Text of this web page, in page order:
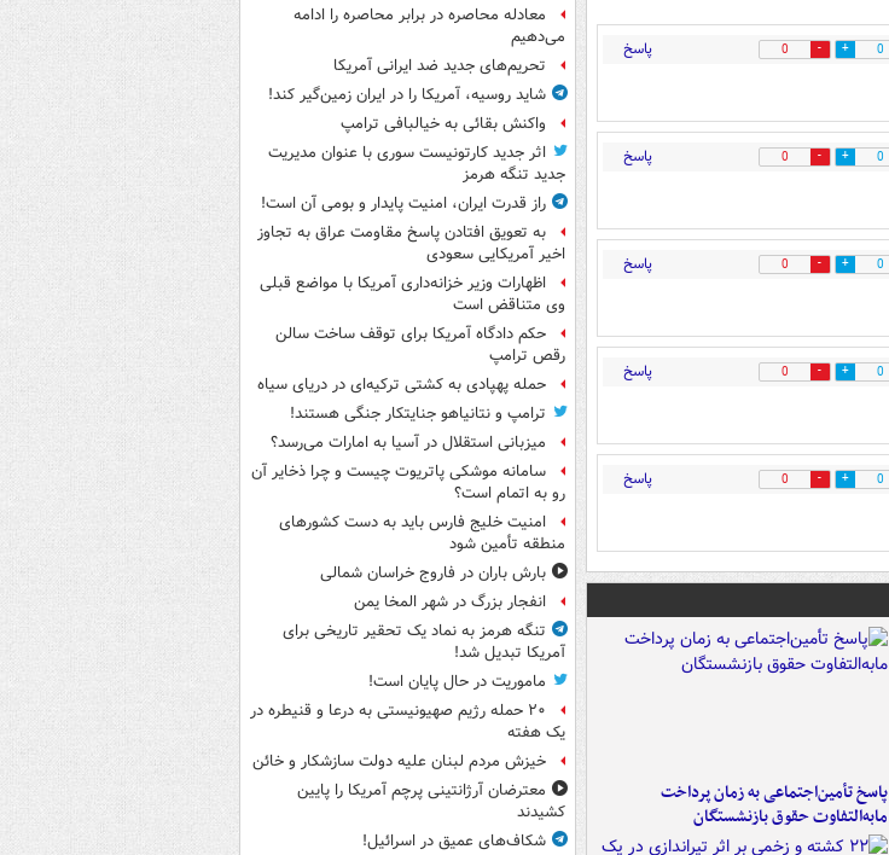
0
0 پاسخ
0
0 پاسخ
0
0 پاسخ
0
0 پاسخ
0
0 پاسخ
پاسخ تأمین‌اجتماعی به زمان پرداخت
مابه‌التفاوت حقوق بازنشستگان
معادله محاصره در برابر محاصره را ادامه
می‌دهیم
تحریم‌های جدید ضد ایرانی آمریکا
شاید روسیه، آمریکا را در ایران زمین‌گیر کند!
واکنش بقائی به خیالبافی ترامپ
اثر جدید کارتونیست سوری با عنوان مدیریت
جدید تنگه هرمز
راز قدرت ایران، امنیت پایدار و بومی آن است!
به تعویق افتادن پاسخ مقاومت عراق به تجاوز
اخیر آمریکایی سعودی
اظهارات وزیر خزانه‌داری آمریکا با مواضع قبلی
وی متناقض است
حکم دادگاه آمریکا برای توقف ساخت سالن
رقص ترامپ
حمله پهپادی به کشتی ترکیه‌ای در دریای سیاه
ترامپ و نتانیاهو جنایتکار جنگی هستند!
میزبانی استقلال در آسیا به امارات می‌رسد؟
سامانه موشکی پاتریوت چیست و چرا ذخایر آن
رو به اتمام است؟
امنیت خلیج فارس باید به دست کشورهای
منطقه تأمین شود
بارش باران در فاروج خراسان شمالی
انفجار بزرگ در شهر المخا یمن
تنگه هرمز به نماد یک تحقیر تاریخی برای
آمریکا تبدیل شد!
ماموریت در حال پایان است!
۲۰ حمله رژیم صهیونیستی به درعا و قنیطره در
یک هفته
خیزش مردم لبنان علیه دولت سازشکار و خائن
معترضان آرژانتینی پرچم آمریکا را پایین
کشیدند
شکاف‌های عمیق در اسرائیل!